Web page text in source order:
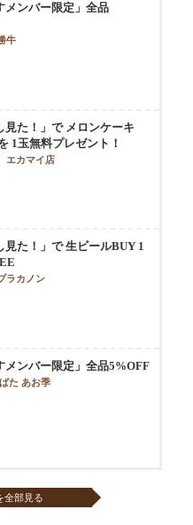
メンバー限定」全品
牛
見た！」で メロンケーキ
1玉無料プレゼント！
エカマイ店
見た！」で 生ビールBUY 1
ラカノン
メンバー限定」全品5%OFF
た あお季
全部見る